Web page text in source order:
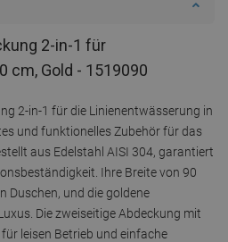
2-in-1 für
cm, Gold - 1519090
2-in-1 für die Linienentwässerung in
und funktionelles Zubehör für das
aus Edelstahl AISI 304, garantiert
Ihre Breite von 90
Duschen, und die goldene
Die zweiseitige Abdeckung mit
leisen Betrieb und einfache